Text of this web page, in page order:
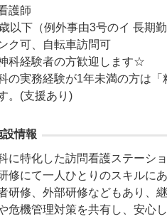
護師
歳以下（例外事由3号のイ 長期
ク可、自転車訪問可
科経験者の方歓迎します☆
の実務経験が1年未満の方は
。(支援あり)
設情報
に特化した訪問看護ステーシ
修にて一人ひとりのスキルに
研修、外部研修などもあり、
危機管理対策を共有し、安心